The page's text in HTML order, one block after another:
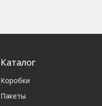
Каталог
Коробки
Пакеты